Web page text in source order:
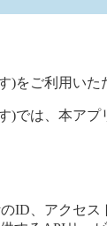
をご利用いた
)では、本ア
ID、アクセ